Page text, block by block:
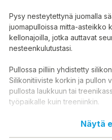
Pysy nesteytettynä juomalla
juomapulloissa mitta-asteikko
kellonajoilla, jotka auttavat
nesteenkulutustasi.
Pullossa pilliin yhdistetty
Silikonitiiviste korkin ja pullon
pullosta laukkuun tai
työpaikalle kuin treeniinkin.
Näytä